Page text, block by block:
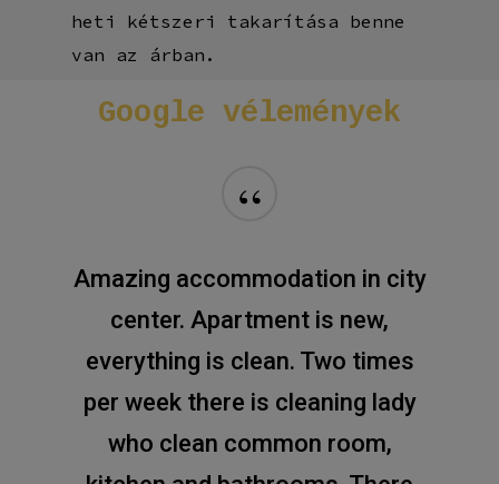
heti kétszeri takarítása benne
van az árban.
Google vélemények
“
Amazing accommodation in city
center. Apartment is new,
everything is clean. Two times
per week there is cleaning lady
who clean common room,